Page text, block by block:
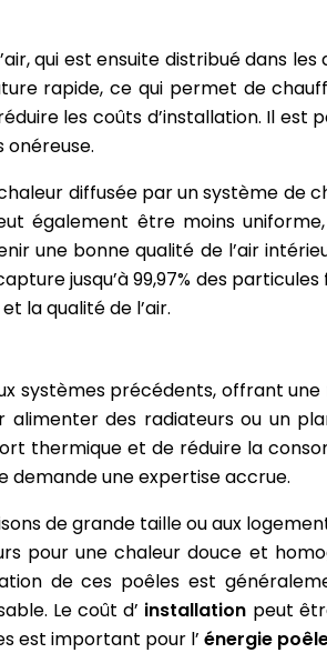
qui est ensuite distribué dans
rapide, ce qui permet de
les coûts d’installation. Il
onéreuse.
diffusée par un système
également être moins
une bonne qualité de l’air
jusqu’à 99,97% des
et la qualité de l’air.
systèmes précédents, offrant
des radiateurs ou un
thermique et de réduire la
demande une expertise accrue.
de grande taille ou aux
pour une chaleur douce et
de ces poêles est
Le coût d’ installation peut
est important pour l’énergie